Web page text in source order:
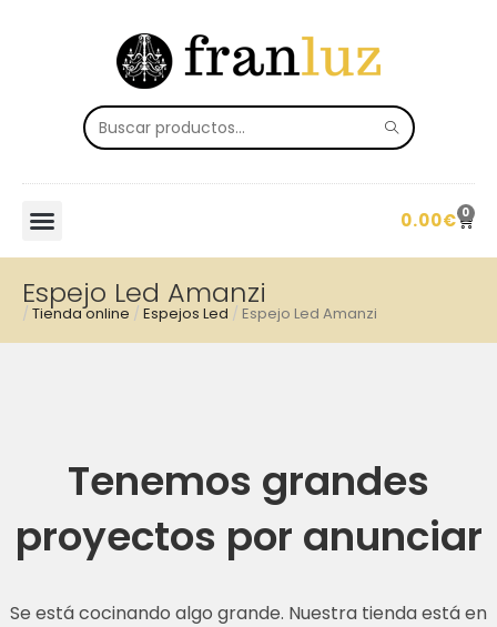
0.00€ 0
Espejo Led Amanzi
/ Tienda online / Espejos Led / Espejo Led Amanzi
Tenemos grandes
proyectos por anunciar
Se está cocinando algo grande. Nuestra tienda está en